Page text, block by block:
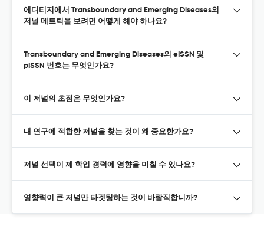
에디티지에서 Transboundary and Emerging Diseases의
저널 메트릭을 보려면 어떻게 해야 하나요?
Transboundary and Emerging Diseases의 eISSN 및
pISSN 번호는 무엇인가요?
이 저널의 초점은 무엇인가요?
내 연구에 적합한 저널을 찾는 것이 왜 중요한가요?
저널 선택이 제 학업 경력에 영향을 미칠 수 있나요?
영향력이 큰 저널만 타겟팅하는 것이 바람직합니까?